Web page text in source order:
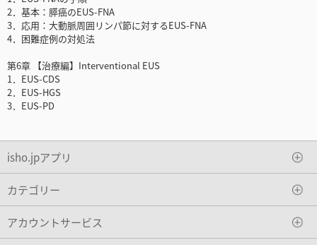
2．基本：膵癌のEUS-FNA
3．応用：大動脈周囲リンパ節に対するEUS-FNA
4．困難症例の対処法
第6章 【治療編】Interventional EUS
1．EUS-CDS
2．EUS-HGS
3．EUS-PD
isho.jpアプリ
カテゴリー
アカウントサービス